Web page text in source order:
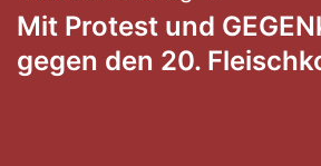
Mit Protest und
gegen den 20.